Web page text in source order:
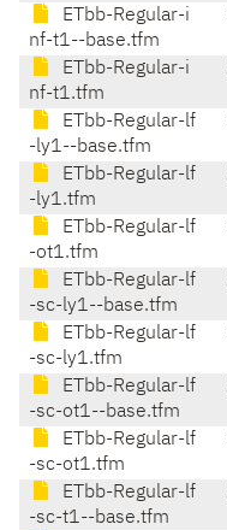
ETbb-Regular-i
nf-t1--base.tfm
ETbb-Regular-i
nf-t1.tfm
ETbb-Regular-lf
-ly1--base.tfm
ETbb-Regular-lf
-ly1.tfm
ETbb-Regular-lf
-ot1.tfm
ETbb-Regular-lf
-sc-ly1--base.tfm
ETbb-Regular-lf
-sc-ly1.tfm
ETbb-Regular-lf
-sc-ot1--base.tfm
ETbb-Regular-lf
-sc-ot1.tfm
ETbb-Regular-lf
-sc-t1--base.tfm